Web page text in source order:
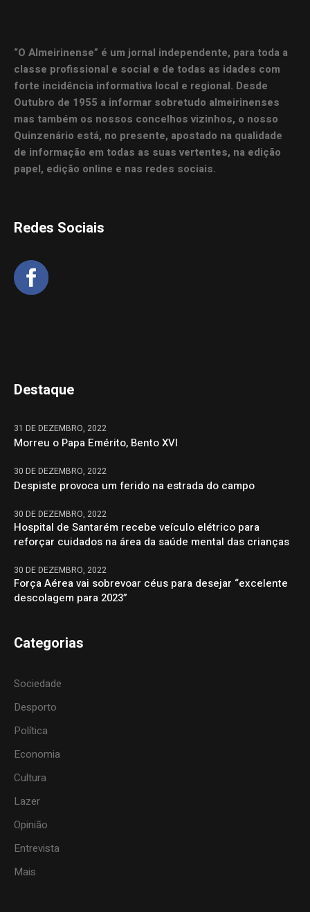
“O Almeirinense” é um jornal independente, para toda a
classe profissional e social e de todas as idades com
forte incidência informativa local e regional. Desde
Outubro de 1955 a informar sobretudo almeirinenses
mas também os nossos concelhos vizinhos, o nosso
Quinzenário está, no presente, apostado na qualidade
de informação em todas as suas vertentes, na edição
papel, edição online e nas redes sociais.
Redes Sociais
Destaque
31 DE DEZEMBRO, 2022
Morreu o Papa Emérito, Bento XVI
30 DE DEZEMBRO, 2022
Despiste provoca um ferido na estrada do campo
30 DE DEZEMBRO, 2022
Hospital de Santarém recebe veículo elétrico para
reforçar cuidados na área da saúde mental das crianças
30 DE DEZEMBRO, 2022
Força Aérea vai sobrevoar céus para desejar “excelente
descolagem para 2023”
Categorias
Sociedade
Desporto
Política
Economia
Cultura
Lazer
Opinião
Entrevista
Mais